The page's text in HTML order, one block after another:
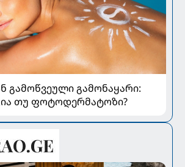
გამოწვეული გამონაყარი:
თუ ფოტოდერმატოზი?